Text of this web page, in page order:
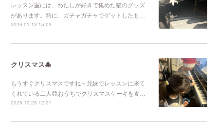
レッスン室には、わたしが好きで集めた猫のグッズ
があります。特に、ガチャガチャでゲットしたも…
2026.01.13 15:03
クリスマス🎄
もうすぐクリスマスですね～兄妹でレッスンに来て
くれている二人😊おうちでクリスマスケーキを食…
2025.12.23 12:21